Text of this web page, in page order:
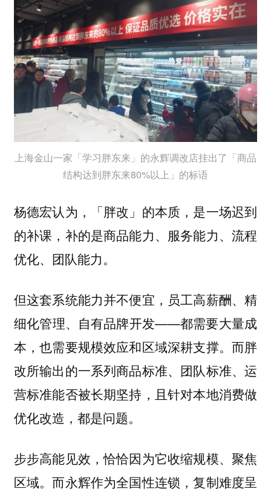
上海金山一家「学习胖东来」的永辉调改店挂出了「商品
结构达到胖东来80%以上」的标语
杨德宏认为，「胖改」的本质，是一场迟到
的补课，补的是商品能力、服务能力、流程
优化、团队能力。
但这套系统能力并不便宜，员工高薪酬、精
细化管理、自有品牌开发——都需要大量成
本，也需要规模效应和区域深耕支撑。而胖
改所输出的一系列商品标准、团队标准、运
营标准能否被长期坚持，且针对本地消费做
优化改造，都是问题。
步步高能见效，恰恰因为它收缩规模、聚焦
区域。而永辉作为全国性连锁，复制难度呈